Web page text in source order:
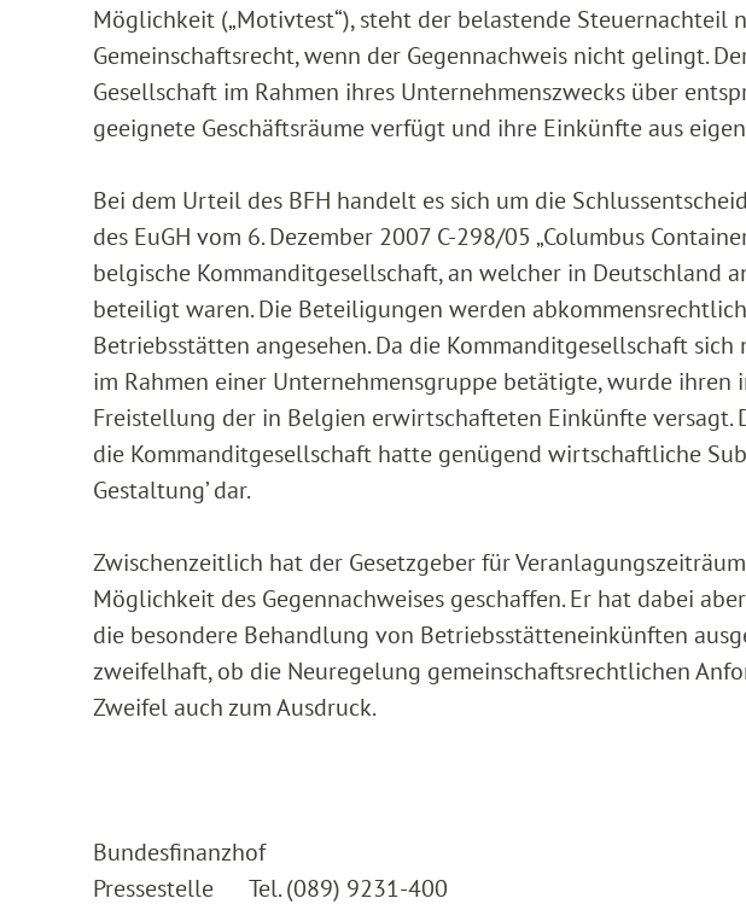
Möglichkeit („Motivtest“), steht der belastende Steuernachteil
Gemeinschaftsrecht, wenn der Gegennachweis nicht gelingt.
Gesellschaft im Rahmen ihres Unternehmenszwecks über
geeignete Geschäftsräume verfügt und ihre Einkünfte aus
Bei dem Urteil des BFH handelt es sich um die
des EuGH vom 6. Dezember 2007 C-298/05 „Columbus
belgische Kommanditgesellschaft, an welcher in Deutschland
beteiligt waren. Die Beteiligungen werden
Betriebsstätten angesehen. Da die Kommanditgesellschaft
im Rahmen einer Unternehmensgruppe betätigte, wurde ihren
Freistellung der in Belgien erwirtschafteten Einkünfte versagt.
die Kommanditgesellschaft hatte genügend wirtschaftliche
Gestaltung’ dar.
Zwischenzeitlich hat der Gesetzgeber für
Möglichkeit des Gegennachweises geschaffen. Er hat dabei
die besondere Behandlung von Betriebsstätteneinkünften
zweifelhaft, ob die Neuregelung gemeinschaftsrechtlichen
Zweifel auch zum Ausdruck.
Bundesfinanzhof
Pressestelle Tel. (089) 9231-400